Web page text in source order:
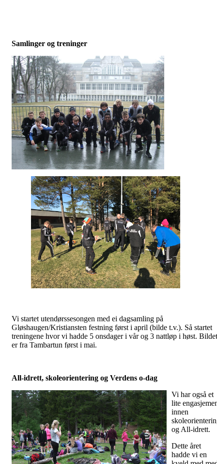
Samlinger og treninger
Vi startet utendørssesongen med ei dagsamling på
Gløshaugen/Kristiansten festning først i april (bilde t.v.). Så startet
treningene hvor vi hadde 5 onsdager i vår og 3 nattløp i høst. Bildet
er fra Tambartun først i mai.
All-idrett, skoleorientering og Verdens o-dag
Vi har også et
lite
innen
og All-idrett.
Dette året
hadde vi en